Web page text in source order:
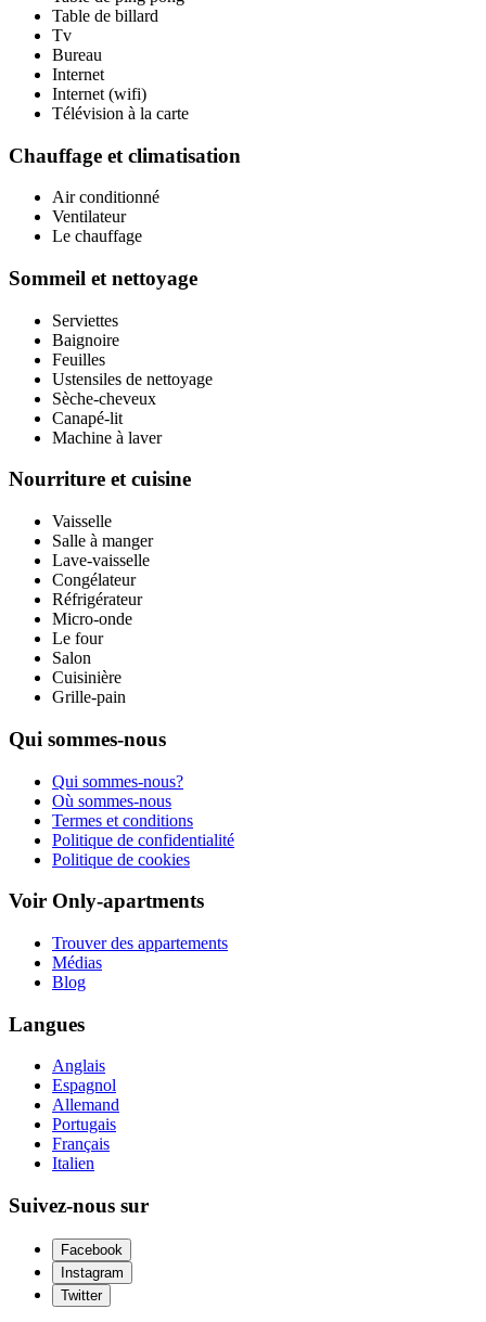
Table de billard
Tv
Bureau
Internet
Internet (wifi)
Télévision à la carte
Chauffage et climatisation
Air conditionné
Ventilateur
Le chauffage
Sommeil et nettoyage
Serviettes
Baignoire
Feuilles
Ustensiles de nettoyage
Sèche-cheveux
Canapé-lit
Machine à laver
Nourriture et cuisine
Vaisselle
Salle à manger
Lave-vaisselle
Congélateur
Réfrigérateur
Micro-onde
Le four
Salon
Cuisinière
Grille-pain
Qui sommes-nous
Qui sommes-nous?
Où sommes-nous
Termes et conditions
Politique de confidentialité
Politique de cookies
Voir Only-apartments
Trouver des appartements
Médias
Blog
Langues
Anglais
Espagnol
Allemand
Portugais
Français
Italien
Suivez-nous sur
Facebook
Instagram
Twitter